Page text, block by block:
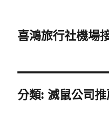
喜鴻旅行社機場
分類:滅鼠公司